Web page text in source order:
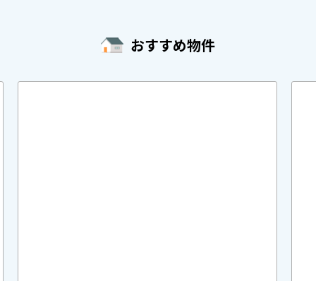
おすすめ物件